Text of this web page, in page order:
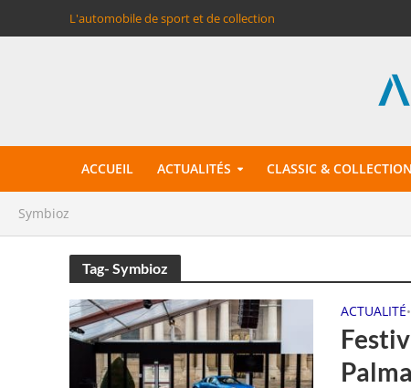
L'automobile de sport et de collection
ACCUEIL ACTUALITÉS CLASSIC & COLLECTION
Symbioz
Tag- Symbioz
ACTUALITÉ•